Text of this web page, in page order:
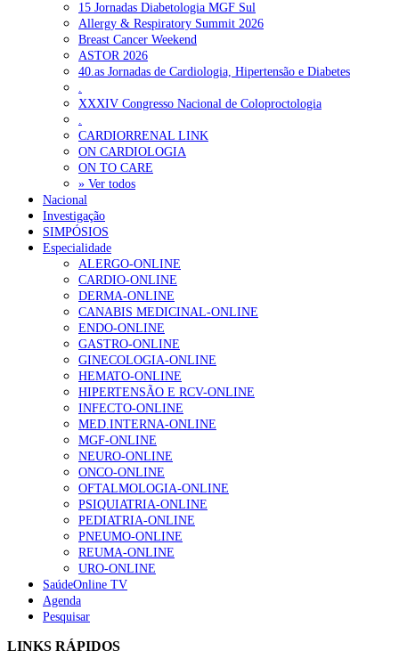
15 Jornadas Diabetologia MGF Sul
Allergy & Respiratory Summit 2026
Breast Cancer Weekend
ASTOR 2026
40.as Jornadas de Cardiologia, Hipertensão e Diabetes
.
XXXIV Congresso Nacional de Coloproctologia
.
CARDIORRENAL LINK
ON CARDIOLOGIA
ON TO CARE
» Ver todos
Nacional
Investigação
SIMPÓSIOS
Especialidade
ALERGO-ONLINE
CARDIO-ONLINE
DERMA-ONLINE
CANABIS MEDICINAL-ONLINE
ENDO-ONLINE
GASTRO-ONLINE
GINECOLOGIA-ONLINE
HEMATO-ONLINE
HIPERTENSÃO E RCV-ONLINE
INFECTO-ONLINE
MED.INTERNA-ONLINE
MGF-ONLINE
NEURO-ONLINE
ONCO-ONLINE
OFTALMOLOGIA-ONLINE
PSIQUIATRIA-ONLINE
PEDIATRIA-ONLINE
PNEUMO-ONLINE
REUMA-ONLINE
URO-ONLINE
SaúdeOnline TV
Agenda
Pesquisar
LINKS RÁPIDOS